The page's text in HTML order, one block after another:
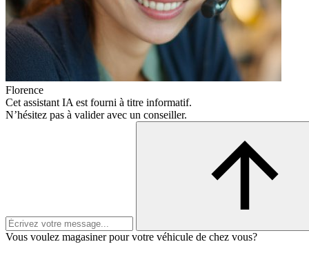
Florence
Cet assistant IA est fourni à titre informatif.
N’hésitez pas à valider avec un conseiller.
Vous voulez magasiner pour votre véhicule de chez vous?